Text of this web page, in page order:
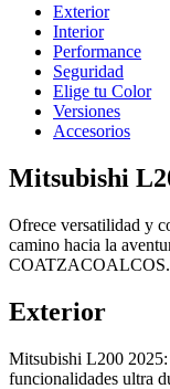
Exterior
Interior
Performance
Seguridad
Elige tu Color
Versiones
Accesorios
Mitsubishi
Ofrece versatilidad y
camino hacia la
COATZACOALCOS.
Exterior
Mitsubishi L200
funcionalidades ultra